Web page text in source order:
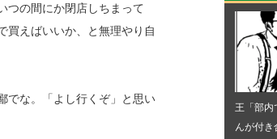
つの間にか閉店しちまって
買えばいいか、と無理やり自
でな。「よし行くぞ」と思い
王「部内
んが付き